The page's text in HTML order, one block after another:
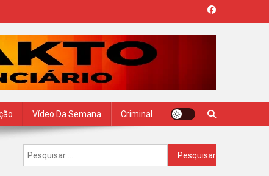
Vídeo Da Semana Criminal
Pesquisar
por: